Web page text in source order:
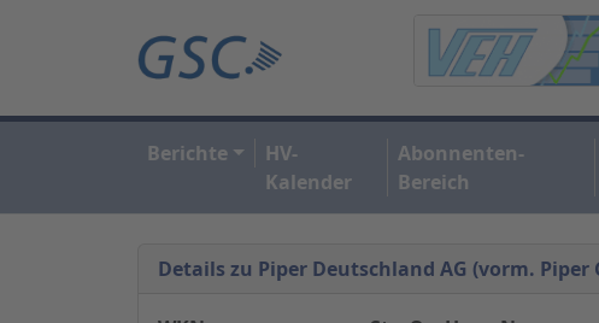
Berichte
HV-
Kalender
Abonnenten-
Bereich
Details zu Piper Deutschland AG (vorm.